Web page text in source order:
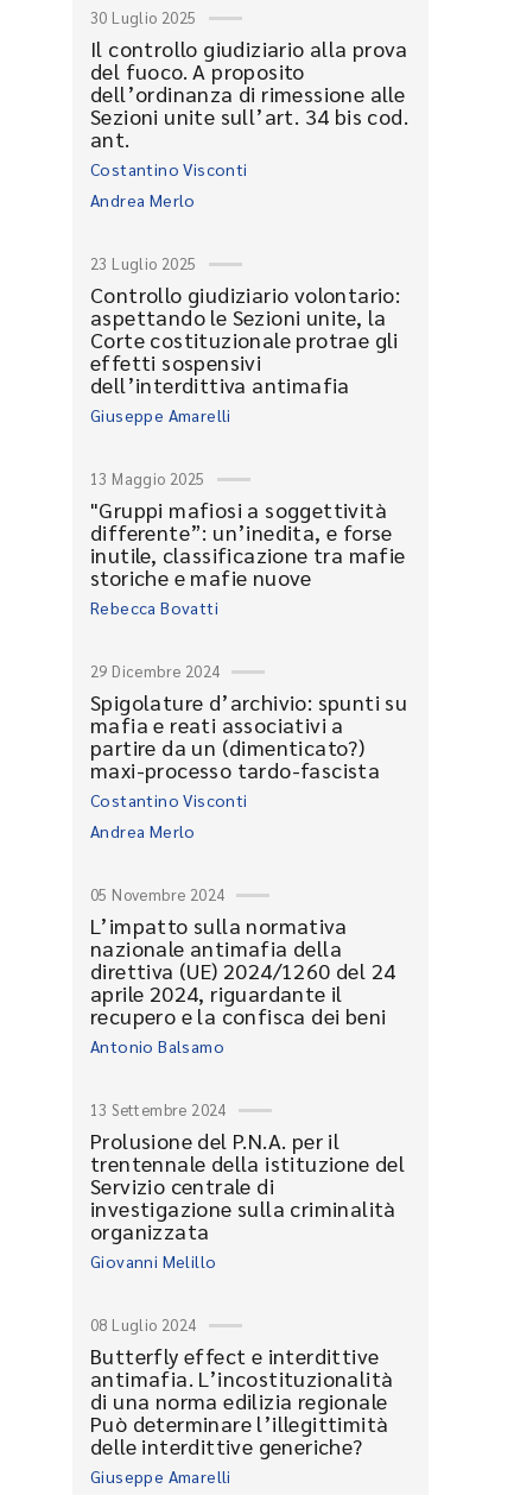
30 Luglio 2025
Il controllo giudiziario alla prova
del fuoco. A proposito
dell’ordinanza di rimessione alle
Sezioni unite sull’art. 34 bis cod.
ant.
Costantino Visconti
Andrea Merlo
23 Luglio 2025
Controllo giudiziario volontario:
aspettando le Sezioni unite, la
Corte costituzionale protrae gli
effetti sospensivi
dell’interdittiva antimafia
Giuseppe Amarelli
13 Maggio 2025
"Gruppi mafiosi a soggettività
differente”: un’inedita, e forse
inutile, classificazione tra mafie
storiche e mafie nuove
Rebecca Bovatti
29 Dicembre 2024
Spigolature d’archivio: spunti su
mafia e reati associativi a
partire da un (dimenticato?)
maxi-processo tardo-fascista
Costantino Visconti
Andrea Merlo
05 Novembre 2024
L’impatto sulla normativa
nazionale antimafia della
direttiva (UE) 2024/1260 del 24
aprile 2024, riguardante il
recupero e la confisca dei beni
Antonio Balsamo
13 Settembre 2024
Prolusione del P.N.A. per il
trentennale della istituzione del
Servizio centrale di
investigazione sulla criminalità
organizzata
Giovanni Melillo
08 Luglio 2024
Butterfly effect e interdittive
antimafia. L’incostituzionalità
di una norma edilizia regionale
Può determinare l’illegittimità
delle interdittive generiche?
Giuseppe Amarelli